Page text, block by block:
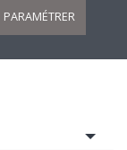
PARAMÉTRER